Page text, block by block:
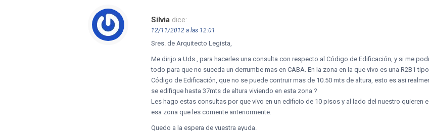
Silvia dice:
12/11/2012 a las 12:01
Sres. de Arquitecto Legista,
Me dirijo a Uds., para hacerles una consulta con respecto al Código de Edificación, y si me
todo para que no suceda un derrumbe mas en CABA. En la zona en la que vivo es una R2B1
Código de Edificación, que no se puede contruir mas de 10.50 mts de altura, esto es asi
se edifique hasta 37mts de altura viviendo en esta zona ?
Les hago estas consultas por que vivo en un edificio de 10 pisos y al lado del nuestro quieren
esa zona que les comente anteriormente.
Quedo a la espera de vuestra ayuda.